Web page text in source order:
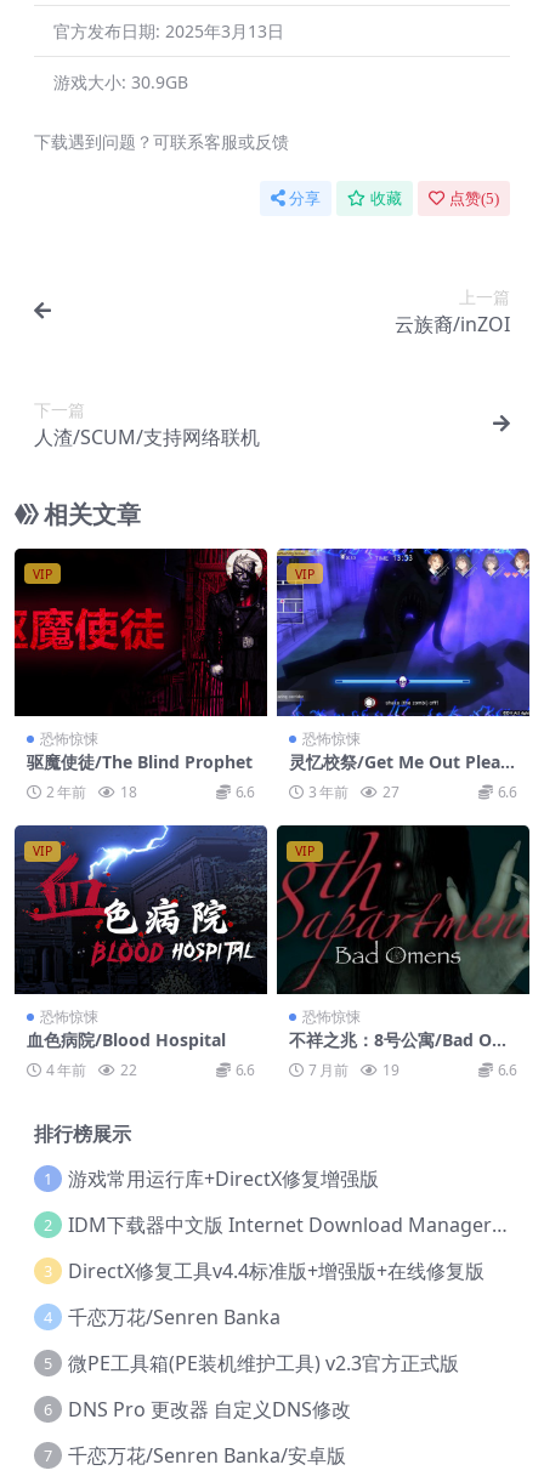
官方发布日期: 2025年3月13日
游戏大小: 30.9GB
下载遇到问题？可联系客服或反馈
分享 收藏 点赞(5)
上一篇
云族裔/inZOI
下一篇
人渣/SCUM/支持网络联机
相关文章
VIP
恐怖惊悚
驱魔使徒/The Blind Prophet
2 年前 18 6.6
VIP
恐怖惊悚
灵忆校祭/Get Me Out Pleas
e 3 年前 27 6.6
VIP
恐怖惊悚
血色病院/Blood Hospital
4 年前 22 6.6
VIP
恐怖惊悚
不祥之兆：8号公寓/Bad Om
ens: 8th Apartment
7 月前 19 6.6
排行榜展示
1 游戏常用运行库+DirectX修复增强版
2 IDM下载器中文版 Internet Download Manager v6.42.36 IDM
3 DirectX修复工具v4.4标准版+增强版+在线修复版
4 千恋万花/Senren Banka
5 微PE工具箱(PE装机维护工具) v2.3官方正式版
6 DNS Pro 更改器 自定义DNS修改
7 千恋万花/Senren Banka/安卓版